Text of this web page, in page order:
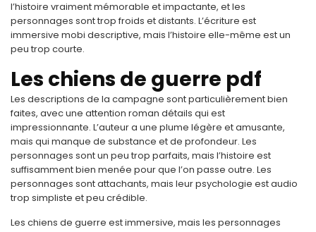
l’histoire vraiment mémorable et impactante, et les
personnages sont trop froids et distants. L’écriture est
immersive mobi descriptive, mais l’histoire elle-même est un
peu trop courte.
Les chiens de guerre pdf
Les descriptions de la campagne sont particulièrement bien
faites, avec une attention roman détails qui est
impressionnante. L’auteur a une plume légère et amusante,
mais qui manque de substance et de profondeur. Les
personnages sont un peu trop parfaits, mais l’histoire est
suffisamment bien menée pour que l’on passe outre. Les
personnages sont attachants, mais leur psychologie est audio
trop simpliste et peu crédible.
Les chiens de guerre est immersive, mais les personnages